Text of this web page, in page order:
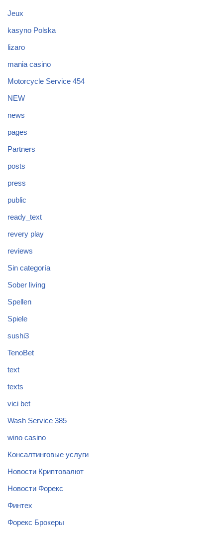
Jeux
kasyno Polska
lizaro
mania casino
Motorcycle Service 454
NEW
news
pages
Partners
posts
press
public
ready_text
revery play
reviews
Sin categoría
Sober living
Spellen
Spiele
sushi3
TenoBet
text
texts
vici bet
Wash Service 385
wino casino
Консалтинговые услуги
Новости Криптовалют
Новости Форекс
Финтех
Форекс Брокеры